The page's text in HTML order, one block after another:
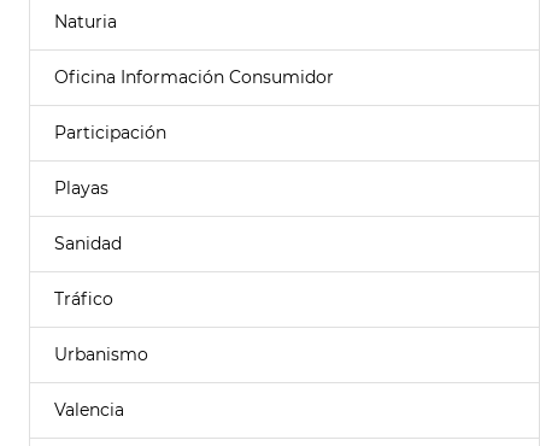
Naturia
Oficina Información Consumidor
Participación
Playas
Sanidad
Tráfico
Urbanismo
Valencia